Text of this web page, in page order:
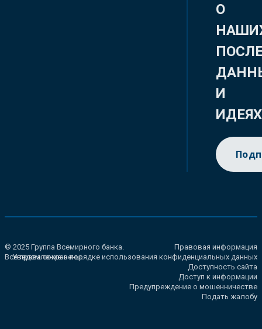
О
И
ИДЕЯХ
© 2025 Группа Всемирного банка.
Все права сохранены.
Правовая информация
Уведомление о порядке использования конфиденциальных данных
Доступность сайта
Доступ к информации
Предупреждение о мошенничестве
Подать жалобу